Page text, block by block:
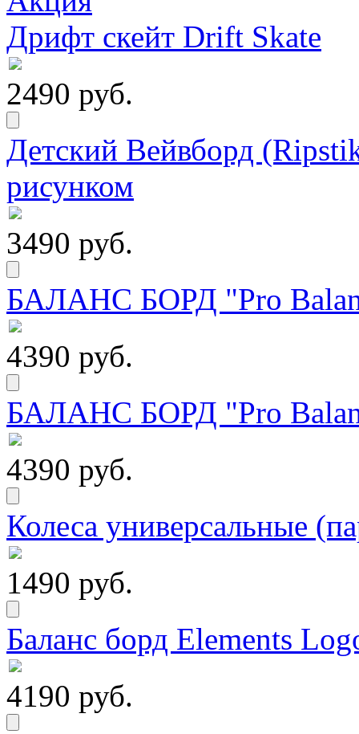
Дрифт скейт Drift Skate
2490 руб.
Детский Вейвборд
рисунком
3490 руб.
БАЛАНС БОРД "Pro
4390 руб.
БАЛАНС БОРД "Pro
4390 руб.
Колеса универсальные
1490 руб.
Баланс борд Elements
4190 руб.